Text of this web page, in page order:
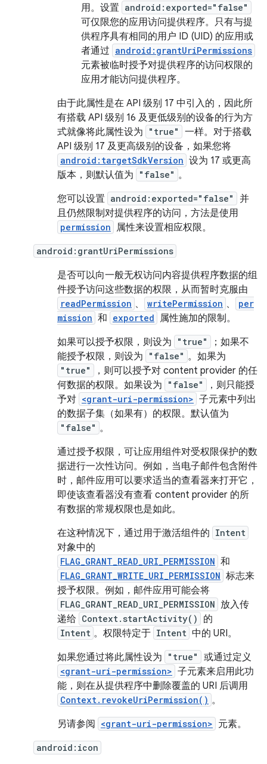
用。设置 android:exported="false"
可仅限您的应用访问提供程序。只有与提
供程序具有相同的用户 ID (UID) 的应用或
者通过 android:grantUriPermissions
元素被临时授予对提供程序的访问权限的
应用才能访问提供程序。
由于此属性是在 API 级别 17 中引入的，因此所
有搭载 API 级别 16 及更低级别的设备的行为方
式就像将此属性设为
"true"
一样。对于搭载
API 级别 17 及更高级别的设备，如果您将
android:targetSdkVersion 设为 17 或更高
版本，则默认值为
"false" 。
您可以设置 android:exported="false"
并
且仍然限制对提供程序的访问，方法是使用
permission 属性来设置相应权限。
android:grantUriPermissions
是否可以向一般无权访问内容提供程序数据的组
件授予访问这些数据的权限，从而暂时克服由
readPermission 、 writePermission 、
per
mission 和 exported 属性施加的限制。
如果可以授予权限，则设为
"true"
；如果不
能授予权限，则设为
"false" 。如果为
"true"
，则可以授予对 content provider 的任
何数据的权限。如果设为
"false"
，则只能授
予对 <grant-uri-permission> 子元素中列出
的数据子集（如果有）的权限。默认值为
"false" 。
通过授予权限，可让应用组件对受权限保护的数
据进行一次性访问。例如，当电子邮件包含附件
时，邮件应用可以要求适当的查看器来打开它，
即使该查看器没有查看 content provider 的所
有数据的常规权限也是如此。
在这种情况下，通过用于激活组件的 Intent
对象中的
FLAG_GRANT_READ_URI_PERMISSION 和
FLAG_GRANT_WRITE_URI_PERMISSION 标志来
授予权限。例如，邮件应用可能会将
FLAG_GRANT_READ_URI_PERMISSION 放入传
递给 Context.startActivity() 的
Intent 。权限特定于 Intent 中的 URI。
如果您通过将此属性设为
"true" 或通过定义
<grant-uri-permission> 子元素来启用此功
能，则在从提供程序中删除覆盖的 URI 后调用
Context.revokeUriPermission() 。
另请参阅
<grant-uri-permission> 元素。
android:icon